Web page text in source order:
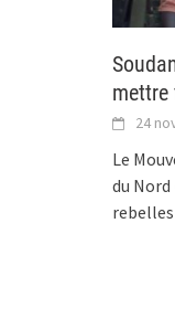
mettre
24
Le
du Nord